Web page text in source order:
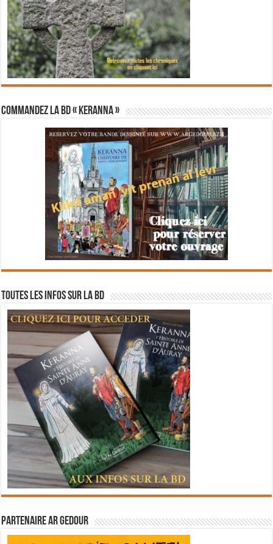
Commandez la BD « Keranna »
Toutes les infos sur la BD
Partenaire Ar Gedour